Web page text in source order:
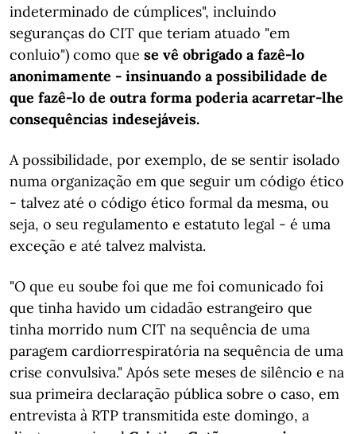
indeterminado de cúmplices", incluindo
seguranças do CIT que teriam atuado "em
conluio") como que se vê obrigado a fazê-lo
anonimamente - insinuando a possibilidade de
que fazê-lo de outra forma poderia acarretar-lhe
consequências indesejáveis.
A possibilidade, por exemplo, de se sentir isolado
numa organização em que seguir um código ético
- talvez até o código ético formal da mesma, ou
seja, o seu regulamento e estatuto legal - é uma
exceção e até talvez malvista.
"O que eu soube foi que me foi comunicado foi
que tinha havido um cidadão estrangeiro que
tinha morrido num CIT na sequência de uma
paragem cardiorrespiratória na sequência de uma
crise convulsiva." Após sete meses de silêncio e na
sua primeira declaração pública sobre o caso, em
entrevista à RTP transmitida este domingo, a